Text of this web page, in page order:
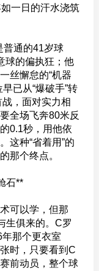
一日的汗水浇筑
普通的41岁球
球的偏执狂；他
丝懈怠的“机器
已从“爆破手”转
战，面对实力相
全场飞奔80米反
0.1秒，用他依
这种“省着用”的
那个终点。
石**
可以学，但那
生俱来的。C罗
那个更衣室
时，只要看到C
前动员，整个球